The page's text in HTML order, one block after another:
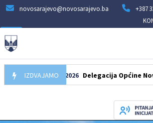
novosarajevo@novosarajevo.ba +387
IZDVAJAMO
07.08.2026 Delegacija Općine Novo